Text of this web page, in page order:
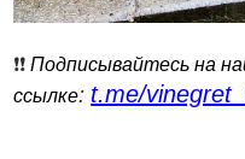
❗️❗️Подписывайтесь на
ссылке: t.me/